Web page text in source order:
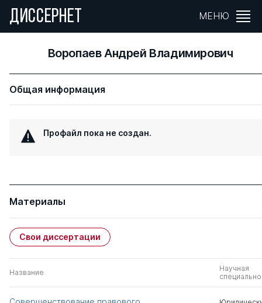
ДИССЕРНЕТ МЕНЮ
Воропаев Андрей Владимирович
Общая информация
Профайл пока не создан.
Материалы
Свои диссертации
Название
Научная